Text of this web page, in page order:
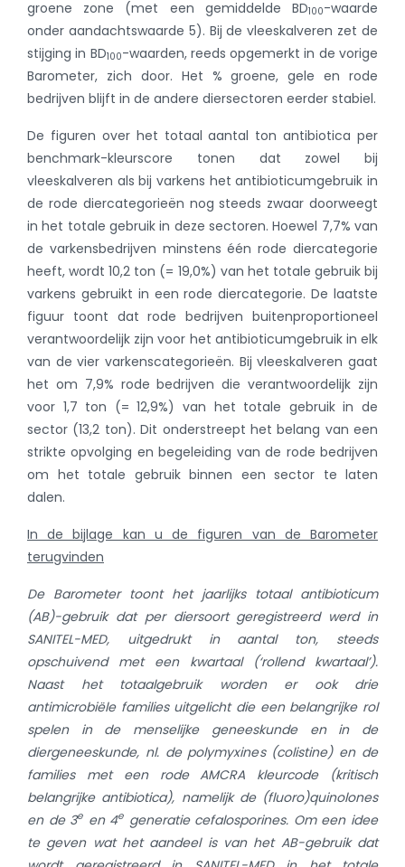
groene zone (met een gemiddelde BD100-waarde
onder aandachtswaarde 5). Bij de vleeskalveren zet de
stijging in BD100-waarden, reeds opgemerkt in de vorige
Barometer, zich door. Het % groene, gele en rode
bedrijven blijft in de andere diersectoren eerder stabiel.
De figuren over het totaal aantal ton antibiotica per
benchmark-kleurscore tonen dat zowel bij
vleeskalveren als bij varkens het antibioticumgebruik in
de rode diercategorieën nog steeds zwaar doorweegt
in het totale gebruik in deze sectoren. Hoewel 7,7% van
de varkensbedrijven minstens één rode diercategorie
heeft, wordt 10,2 ton (= 19,0%) van het totale gebruik bij
varkens gebruikt in een rode diercategorie. De laatste
figuur toont dat rode bedrijven buitenproportioneel
verantwoordelijk zijn voor het antibioticumgebruik in elk
van de vier varkenscategorieën. Bij vleeskalveren gaat
het om 7,9% rode bedrijven die verantwoordelijk zijn
voor 1,7 ton (= 12,9%) van het totale gebruik in de
sector (13,2 ton). Dit onderstreept het belang van een
strikte opvolging en begeleiding van de rode bedrijven
om het totale gebruik binnen een sector te laten
dalen.
In de bijlage kan u de figuren van de Barometer
terugvinden
De Barometer toont het jaarlijks totaal antibioticum
(AB)-gebruik dat per diersoort geregistreerd werd in
SANITEL-MED, uitgedrukt in aantal ton, steeds
opschuivend met een kwartaal (‘rollend kwartaal’).
Naast het totaalgebruik worden er ook drie
antimicrobiële families uitgelicht die een belangrijke rol
spelen in de menselijke geneeskunde en in de
diergeneeskunde, nl. de polymyxines (colistine) en de
families met een rode AMCRA kleurcode (kritisch
belangrijke antibiotica), namelijk de (fluoro)quinolones
en de 3e en 4e generatie cefalosporines. Om een idee
te geven wat het aandeel is van het AB-gebruik dat